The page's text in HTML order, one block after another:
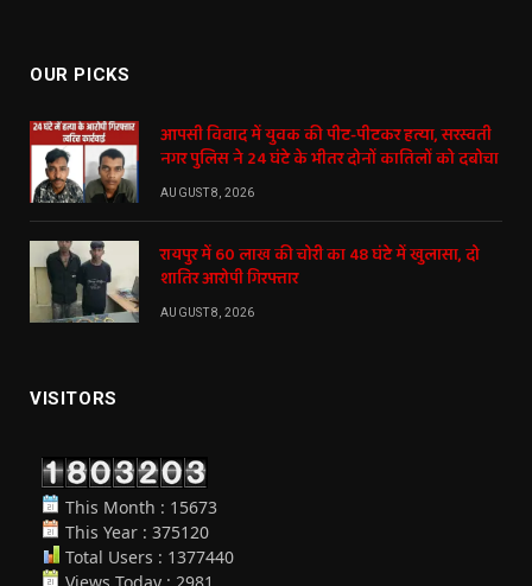
OUR PICKS
आपसी विवाद में युवक की पीट-पीटकर हत्या, सरस्वती
नगर पुलिस ने 24 घंटे के भीतर दोनों कातिलों को दबोचा
AUGUST 8, 2026
रायपुर में 60 लाख की चोरी का 48 घंटे में खुलासा, दो
शातिर आरोपी गिरफ्तार
AUGUST 8, 2026
VISITORS
This Month : 15673
This Year : 375120
Total Users : 1377440